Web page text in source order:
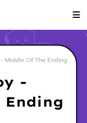
Middle Of The Ending
-
Ending